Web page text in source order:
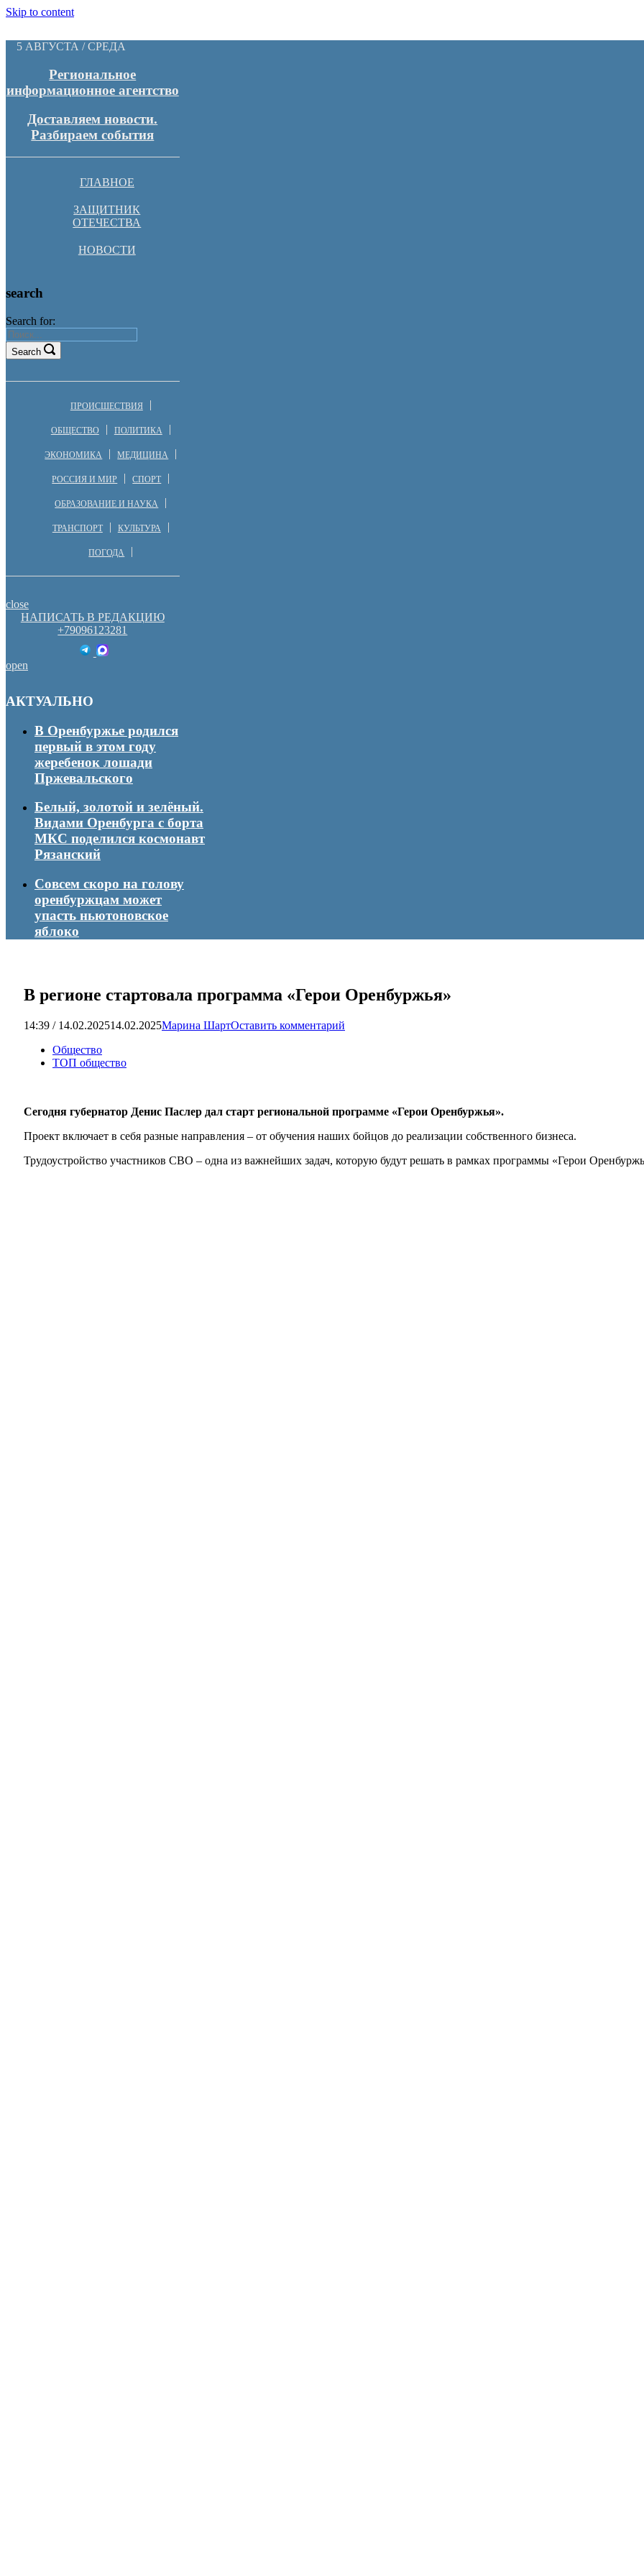
Skip to content
5 АВГУСТА / СРЕДА
Региональное
информационное агентство
Доставляем новости.
Разбираем события
ГЛАВНОЕ
ЗАЩИТНИК
ОТЕЧЕСТВА
НОВОСТИ
search
Search for:
Search
ПРОИСШЕСТВИЯ
ОБЩЕСТВО ПОЛИТИКА
ЭКОНОМИКА МЕДИЦИНА
РОССИЯ И МИР СПОРТ
ОБРАЗОВАНИЕ И НАУКА
ТРАНСПОРТ КУЛЬТУРА
ПОГОДА
close
НАПИСАТЬ В РЕДАКЦИЮ
+79096123281
open
АКТУАЛЬНО
В Оренбуржье родился
первый в этом году
жеребенок лошади
Пржевальского
Белый, золотой и зелёный.
Видами Оренбурга с борта
МКС поделился космонавт
Рязанский
Совсем скоро на голову
оренбуржцам может
упасть ньютоновское
яблоко
В регионе стартовала программа «Герои Оренбуржья»
14:39 / 14.02.202514.02.2025Марина ШартОставить комментарий
Общество
ТОП общество
Сегодня губернатор Денис Паслер дал старт региональной программе «Герои Оренбуржья».
Проект включает в себя разные направления – от обучения наших бойцов до реализации собственного бизнеса.
Трудоустройство участников СВО – одна из важнейших задач, которую будут решать в рамках программы «Герои